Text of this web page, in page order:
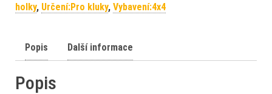
holky, Určení:Pro kluky, Vybavení:4x4
Popis Další informace
Popis